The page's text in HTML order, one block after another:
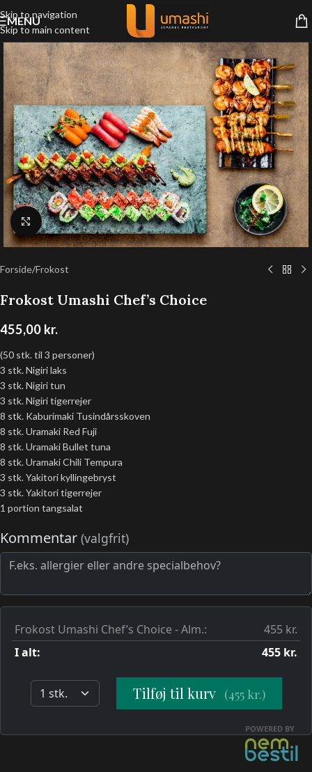
Skip to navigation
Skip to main content
MENU
Klik for at forstørre
Forside/Frokost
Frokost Umashi Chef’s Choice
455,00 kr.
(50 stk. til 3 personer)
3 stk. Nigiri laks
3 stk. Nigiri tun
3 stk. Nigiri tigerrejer
8 stk. Kaburimaki Tusindårsskoven
8 stk. Uramaki Red Fuji
8 stk. Uramaki Bullet tuna
8 stk. Uramaki Chili Tempura
3 stk. Yakitori kyllingebryst
3 stk. Yakitori tigerrejer
1 portion tangsalat